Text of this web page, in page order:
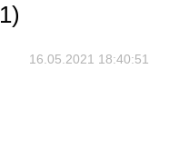
1)
16.05.2021 18:40:51